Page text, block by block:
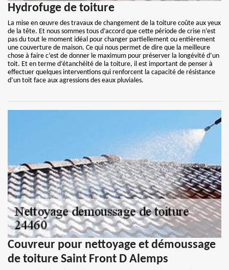
Hydrofuge de toiture
La mise en œuvre des travaux de changement de la toiture coûte aux yeux
de la tête. Et nous sommes tous d’accord que cette période de crise n’est
pas du tout le moment idéal pour changer partiellement ou entièrement
une couverture de maison. Ce qui nous permet de dire que la meilleure
chose à faire c’est de donner le maximum pour préserver la longévité d’un
toit. Et en terme d’étanchéité de la toiture, il est important de penser à
effectuer quelques interventions qui renforcent la capacité de résistance
d’un toit face aux agressions des eaux pluviales.
Couvreur pour nettoyage et démoussage
de toiture Saint Front D Alemps